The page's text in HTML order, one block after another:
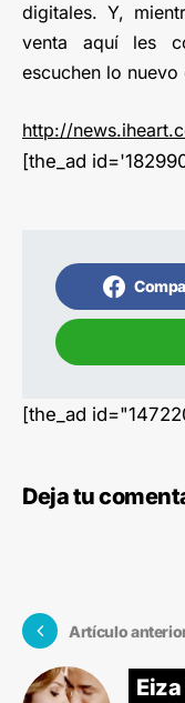
digitales. Y,
venta aquí les
escuchen lo
http://
[the_ad
[the_ad
Deja tu
Artículo